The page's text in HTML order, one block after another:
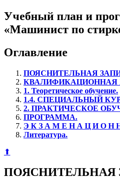
Учебный план и
«Машинист по
Оглавление
ПОЯСНИТЕЛЬНАЯ
КВАЛИФИКАЦИОННАЯ
1. Теоретическое обучение.
1.4. СПЕЦИАЛЬНЫЙ
2. ПРАКТИЧЕСКОЕ
ПРОГРАММА.
Э К З А М Е Н А Ц И О
Литература.
⬆
ПОЯСНИТЕЛЬНАЯ